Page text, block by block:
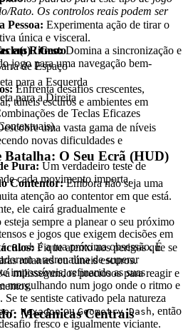
Pessoa: Experimenta ação de tirar o
única e visceral.
em Ritmo:Domina a sincronização e
jogo para uma navegação bem-
Enfrenta desafios crescentes,
túneis escuros e ambientes em
uma vasta gama de níveis
novas dificuldades e
Pura: Um verdadeiro teste de
cada movimento importa.
e jogos que exigem decisões em
Rush é a tua próxima obsessão. É
a adrenalina de superar
impossíveis, refinando as suas
mergulhando num jogo onde o ritmo e
Se te sentiste cativado pela natureza
HexagonouGeometry Dash, então
fresco e igualmente viciante.
Rato. Os controlos reais podem ser
/ Gesto
de Espaço
para a Esquerda
para a Direita
de Teclas Eficazes
Batalha: O Seu Ecrã (HUD)
Contentor:Embora não seja uma
atenção ao contentor em que está.
ele cairá gradualmente e
esteja sempre a planear o seu próximo
Fique atento aos perigos que se
rolantes ou túneis escuros.
milissegundos preciosos para reagir e
Mecânicas Centrais